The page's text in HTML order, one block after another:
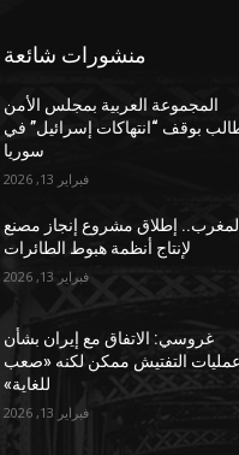
منشورات شائعة
المجموعة العربية بمجلس الأمن
بوقف “انتهاكات إسرائيل” في
سوريا
فبراير 13, 2026
إطلاق مشروع إنجاز مصنع
لإنتاج أنظمة هبوط الطائرات
فبراير 13, 2026
غروسي: الاتفاق مع إيران بشأن
عمليات التفتيش ممكن لكنه «صعب
للغاية»
فبراير 13, 2026